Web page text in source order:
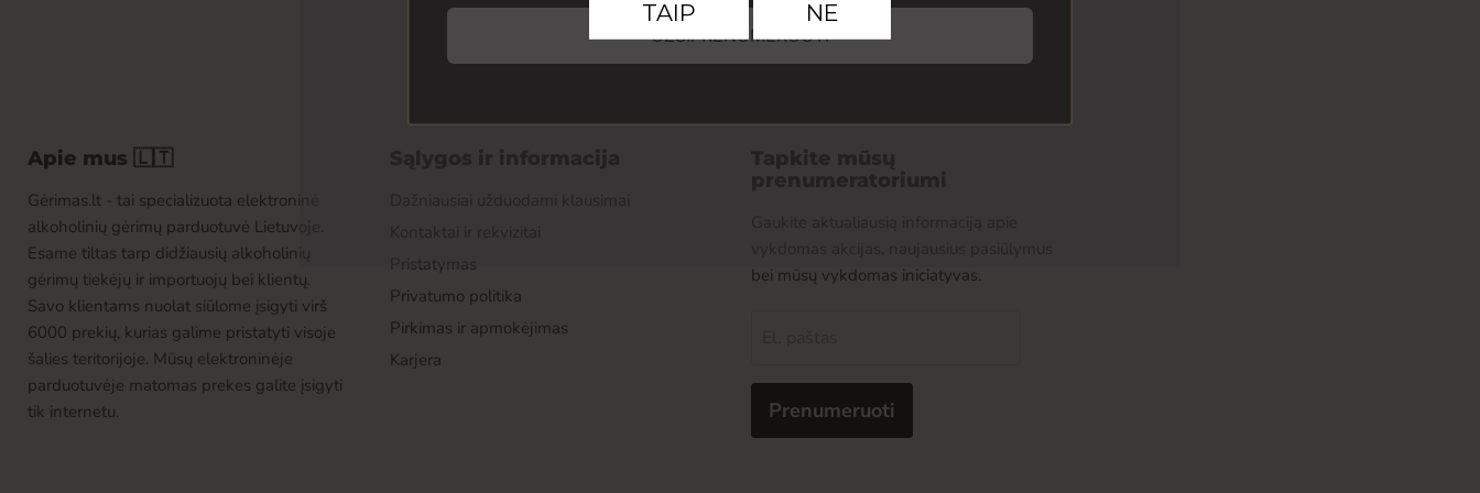
Apie mus 🇱🇹
Gėrimas.lt - tai specializuota elektroninė
alkoholinių gėrimų parduotuvė Lietuvoje.
Esame tiltas tarp didžiausių alkoholinių
gėrimų tiekėjų ir importuojų bei klientų.
Savo klientams nuolat siūlome įsigyti virš
6000 prekių, kurias galime pristatyti visoje
šalies teritorijoje. Mūsų elektroninėje
parduotuvėje matomas prekes galite įsigyti
tik internetu.
Pristatymas
Privatumo politika
Pirkimas ir apmokėjimas
Karjera
bei mūsų vykdomas iniciatyvas.
Prenumeruoti
UŽSIPRENUMERUOTI